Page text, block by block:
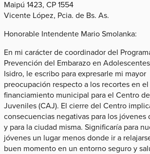
Maipú 1423, CP 1554
Vicente López, Pcia. de Bs. As.
Honorable Intendente Mario Smolanka:
En mi carácter de coordinador del
Prevención del Embarazo en
Isidro, le escribo para expresarle mi mayor
preocupación respecto a los recortes en el
financiamiento municipal para el Centro
Juveniles (CAJ). El cierre del Centro
consecuencias negativas para los jóvenes
y para la ciudad misma. Significaría para
jóvenes un lugar menos donde ir a
buen momento en un entorno seguro y